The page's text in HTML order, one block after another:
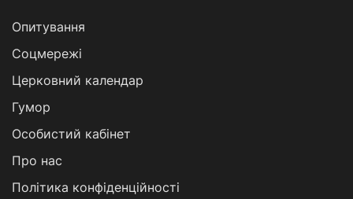
Опитування
Соцмережі
Церковний календар
Гумор
Особистий кабінет
Про нас
Політика конфіденційності